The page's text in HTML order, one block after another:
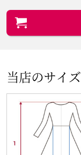
当店のサイ